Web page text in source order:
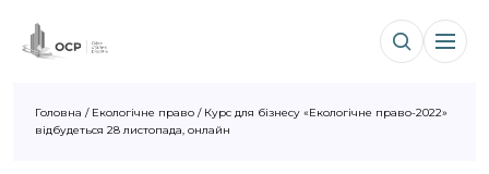
Головна / Екологічне право / Курс для бізнесу «Екологічне право-2022»
відбудеться 28 листопада, онлайн